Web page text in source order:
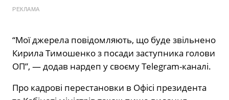
РЕКЛАМА
“Мої джерела повідомляють, що буде звільнено
Кирила Тимошенко з посади заступника голови
ОП”, — додав нардеп у своєму Telegram-каналі.
Про кадрові перестановки в Офісі президента